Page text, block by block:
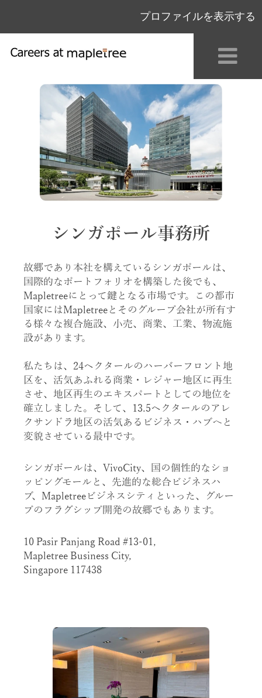
プロファイルを表示する
Singapore_JP
シンガポール事務所
故郷であり本社を構えているシンガポールは、
国際的なポートフォリオを構築した後でも、
Mapletreeにとって鍵となる市場です。この都市
国家にはMapletreeとそのグループ会社が所有す
る様々な複合施設、小売、商業、工業、物流施
設があります。
私たちは、24ヘクタールのハーバーフロント地
区を、活気あふれる商業・レジャー地区に再生
させ、地区再生のエキスパートとしての地位を
確立しました。そして、13.5ヘクタールのアレ
クサンドラ地区の活気あるビジネス・ハブへと
変貌させている最中です。
シンガポールは、VivoCity、国の個性的なショ
ッピングモールと、先進的な総合ビジネスハ
ブ、Mapletreeビジネスシティといった、グルー
プのフラグシップ開発の故郷でもあります。
10 Pasir Panjang Road #13-01,
Mapletree Business City,
Singapore 117438